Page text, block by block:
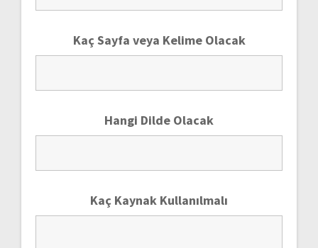
Kaç Sayfa veya Kelime Olacak
Hangi Dilde Olacak
Kaç Kaynak Kullanılmalı